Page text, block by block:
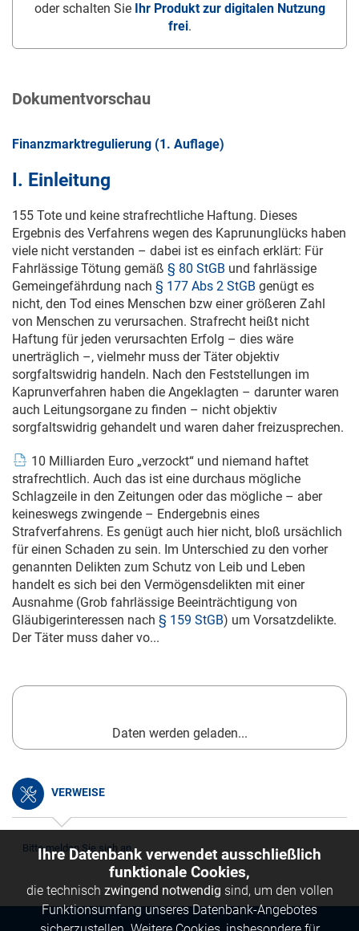
oder schalten Sie
Ihr Produkt zur digitalen Nutzung
frei.
Dokumentvorschau
Finanzmarktregulierung (1. Auflage)
I. Einleitung
155 Tote und keine strafrechtliche Haftung. Dieses
Ergebnis des Verfahrens wegen des Kaprununglücks haben
viele nicht verstanden – dabei ist es einfach erklärt: Für
Fahrlässige Tötung gemäß § 80 StGB und fahrlässige
Gemeingefährdung nach § 177 Abs 2 StGB genügt es
nicht, den Tod eines Menschen bzw einer größeren Zahl
von Menschen zu verursachen. Strafrecht heißt nicht
Haftung für jeden verursachten Erfolg – dies wäre
unerträglich –, vielmehr muss der Täter objektiv
sorgfaltswidrig handeln. Nach den Feststellungen im
Kaprunverfahren haben die Angeklagten – darunter waren
auch Leitungsorgane zu finden – nicht objektiv
sorgfaltswidrig gehandelt und waren daher freizusprechen.
10 Milliarden Euro „verzockt“ und niemand haftet
strafrechtlich. Auch das ist eine durchaus mögliche
Schlagzeile in den Zeitungen oder das mögliche – aber
keineswegs zwingende – Endergebnis eines
Strafverfahrens. Es genügt auch hier nicht, bloß ursächlich
für einen Schaden zu sein. Im Unterschied zu den vorher
genannten Delikten zum Schutz von Leib und Leben
handelt es sich bei den Vermögensdelikten mit einer
Ausnahme (Grob fahrlässige Beeinträchtigung von
Gläubigerinteressen nach § 159 StGB) um Vorsatzdelikte.
Der Täter muss daher vo...
Daten werden geladen...
VERWEISE
Bitte melden Sie sich an.
Ihre Datenbank verwendet ausschließlich
funktionale Cookies,
die technisch zwingend notwendig sind, um den vollen
Funktionsumfang unseres Datenbank-Angebotes